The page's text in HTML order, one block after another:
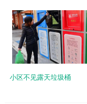
小区不见露天垃圾桶